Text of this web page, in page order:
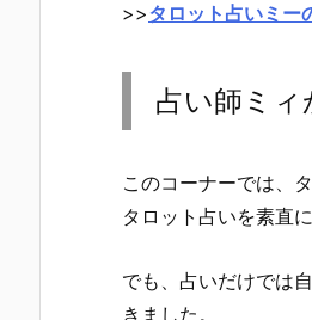
>>タロット占いミー
占い師ミ
このコーナーでは、
タロット占いを素直
でも、占いだけでは
きました。